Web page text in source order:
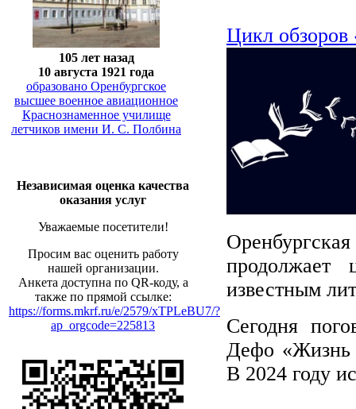
105 лет назад
10 августа 1921 года
образовано Оренбургское
высшее военное авиационное
Краснознаменное училище
летчиков имени И. С. Полбина
Независимая оценка качества
оказания услуг
Уважаемые посетители!
Просим вас оценить работу
нашей организации.
Анкета доступна по QR-коду, а
также по прямой ссылке:
https://forms.mkrf.ru/e/2579/xTPLeBU7/?
ap_orgcode=225813
Цикл обзоров
известным
Сегодня
Дефо «Жизнь
В 2024 году